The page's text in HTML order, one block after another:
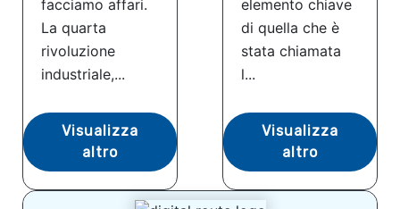
facciamo affari.
La quarta
rivoluzione
industriale,...
Visualizza
altro
elemento chiave
di quella che è
stata chiamata
l...
Visualizza
altro